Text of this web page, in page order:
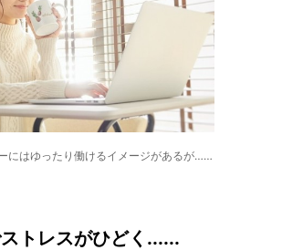
にはゆったり働けるイメージがあるが……
トレスがひどく......